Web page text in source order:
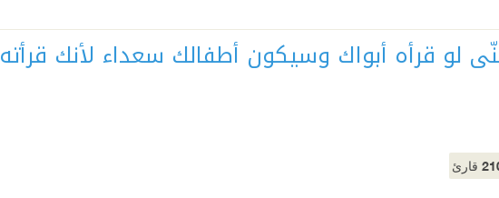
لو قرأه أبواك وسيكون أطفالك سعداء لأنك قرأته
قارئ